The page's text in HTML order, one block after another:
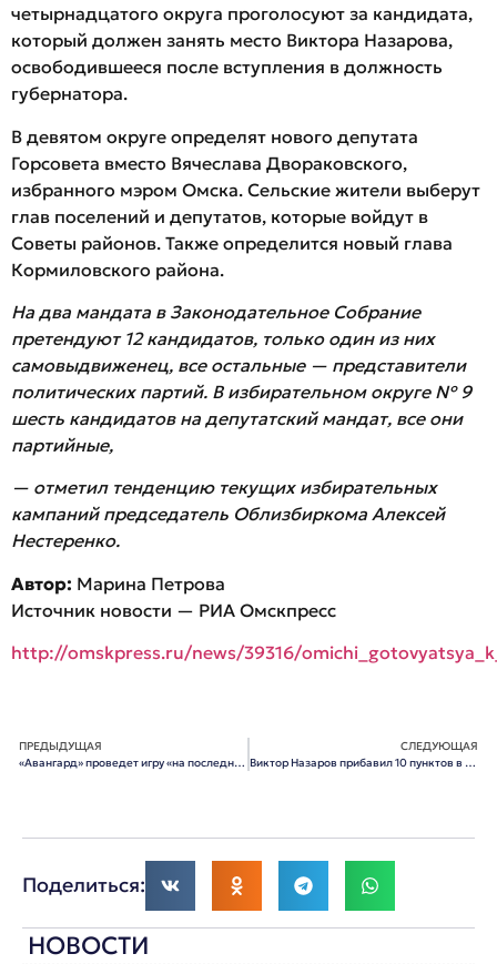
четырнадцатого округа проголосуют за кандидата,
который должен занять место Виктора Назарова,
освободившееся после вступления в должность
губернатора.
В девятом округе определят нового депутата
Горсовета вместо Вячеслава Двораковского,
избранного мэром Омска. Сельские жители выберут
глав поселений и депутатов, которые войдут в
Советы районов. Также определится новый глава
Кормиловского района.
На два мандата в Законодательное Собрание
претендуют 12 кандидатов, только один из них
самовыдвиженец, все остальные — представители
политических партий. В избирательном округе № 9
шесть кандидатов на депутатский мандат, все они
партийные,
— отметил тенденцию текущих избирательных
кампаний председатель Облизбиркома Алексей
Нестеренко.
Автор: Марина Петрова
Источник новости — РИА Омскпресс
http://omskpress.ru/news/39316/
ПРЕДЫДУЩАЯ
«Авангард» проведет игру «на последнем рубеже»
СЛЕДУЮЩАЯ
Виктор Назаров прибавил 10 пунктов в рейтинге влиятельности глав регионов
Поделиться:
НОВОСТИ